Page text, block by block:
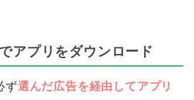
アプリをダウンロード
ず選んだ広告を経由してアプリ